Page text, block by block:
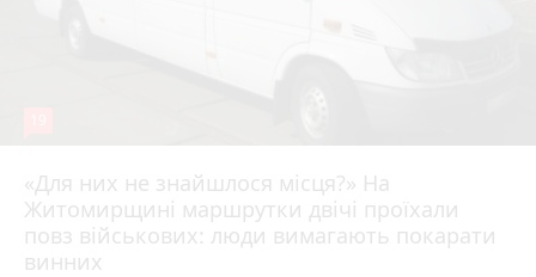
«Для них не знайшлося місця?» На
Житомирщині маршрутки двічі проїхали
повз військових: люди вимагають покарати
винних
17 липня 2026 р.